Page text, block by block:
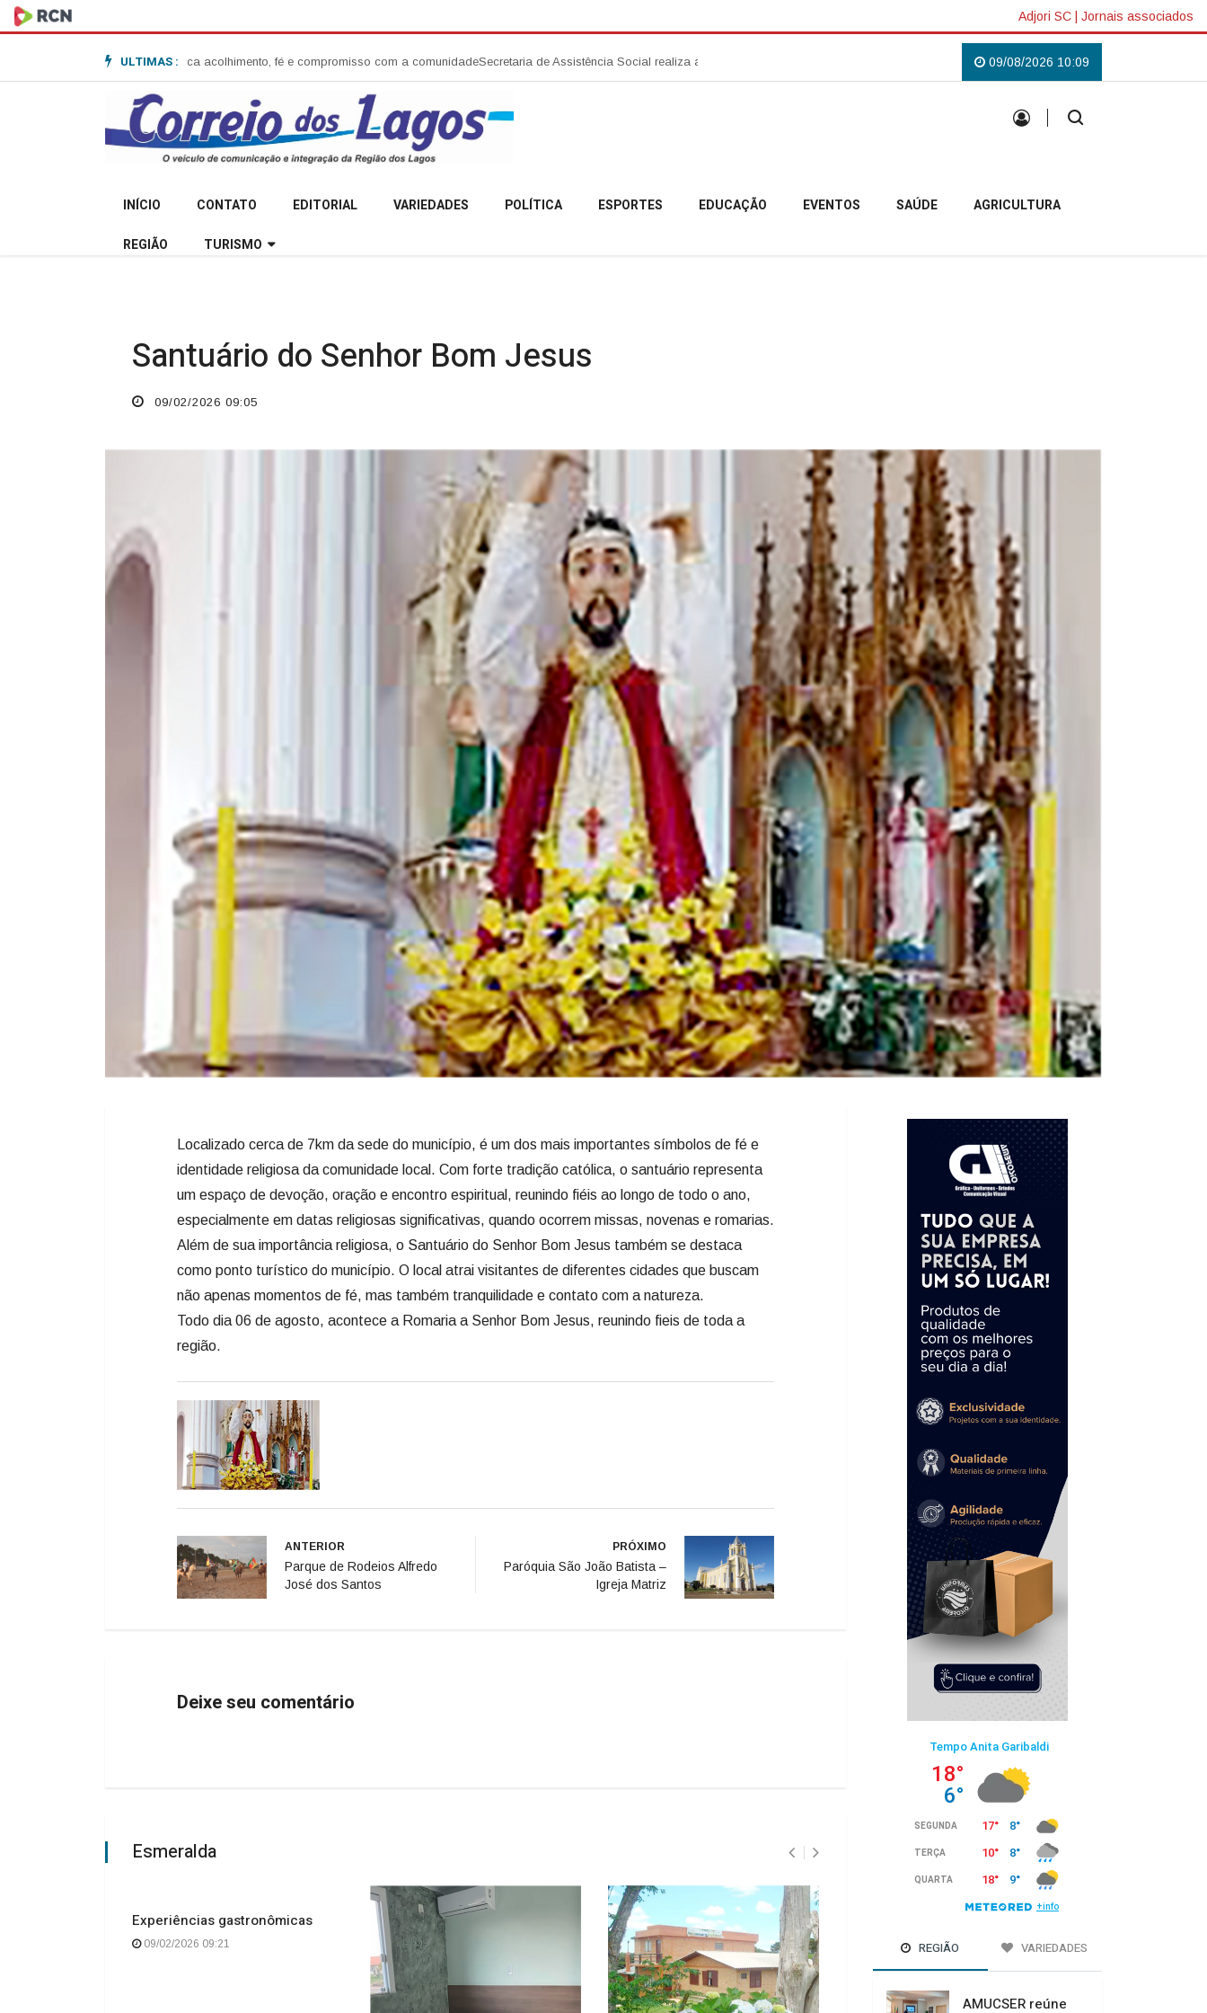
Adjori SC | Jornais associados
ULTIMAS :
Garibaldi e destaca acolhimento, fé e compromisso com a comunidadeSecretaria de Assistência Social realiza abertura da Campanha Agosto Lilás em Campo Belo do Sul Uma tradição que voltou a reunir a
09/08/2026 10:09
INÍCIO CONTATO EDITORIAL VARIEDADES POLÍTICA ESPORTES EDUCAÇÃO EVENTOS SAÚDE AGRICULTURA
REGIÃO TURISMO
Santuário do Senhor Bom Jesus
09/02/2026 09:05
Localizado cerca de 7km da sede do município, é um dos mais importantes símbolos de fé e
identidade religiosa da comunidade local. Com forte tradição católica, o santuário representa
um espaço de devoção, oração e encontro espiritual, reunindo fiéis ao longo de todo o ano,
especialmente em datas religiosas significativas, quando ocorrem missas, novenas e romarias.
Além de sua importância religiosa, o Santuário do Senhor Bom Jesus também se destaca
como ponto turístico do município. O local atrai visitantes de diferentes cidades que buscam
não apenas momentos de fé, mas também tranquilidade e contato com a natureza.
Todo dia 06 de agosto, acontece a Romaria a Senhor Bom Jesus, reunindo fieis de toda a
região.
ANTERIOR
Parque de Rodeios Alfredo
José dos Santos
PRÓXIMO
Paróquia São João Batista –
Igreja Matriz
Deixe seu comentário
Esmeralda
Experiências gastronômicas
09/02/2026 09:21 REGIÃO VARIEDADES
AMUCSER reúne